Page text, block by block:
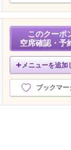
このクーポ
空席確認・予
メニューを追加
ブックマー